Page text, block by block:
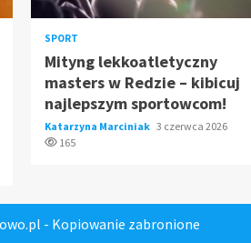
SPORT
Mityng lekkoatletyczny
masters w Redzie – kibicuj
najlepszym sportowcom!
Katarzyna Marciniak 3 czerwca 2026
165
- Kopiowanie zabronione